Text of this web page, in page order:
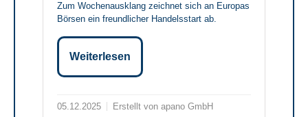
Zum Wochenausklang zeichnet sich an Europas
Börsen ein freundlicher Handelsstart ab.
Weiterlesen
05.12.2025 Erstellt von apano GmbH